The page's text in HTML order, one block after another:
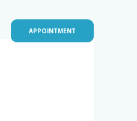
APPOINTMENT